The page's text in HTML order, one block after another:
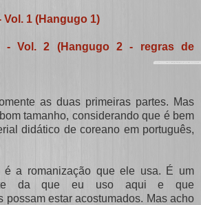
1 (Hangugo 1)
- Vol. 2 (Hangugo 2 - regras de
as duas primeiras partes. Mas
tamanho, considerando que é bem
didático de coreano em português,
é a romanização que ele usa. É um
da que eu uso aqui e que
possam estar acostumados. Mas acho